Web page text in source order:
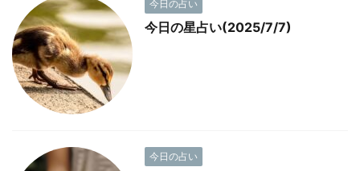
今日の占い
今日の星占い(2025/7/7)
今日の占い